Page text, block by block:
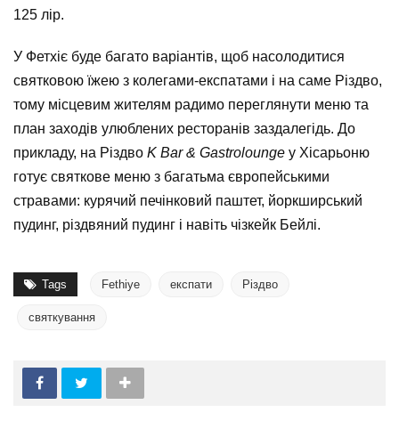
125 лір.
У Фетхіє буде багато варіантів, щоб насолодитися
святковою їжею з колегами-експатами і на саме Різдво,
тому місцевим жителям радимо переглянути меню та
план заходів улюблених ресторанів заздалегідь. До
прикладу, на Різдво K Bar & Gastrolounge у Хісарьоню
готує святкове меню з багатьма європейськими
стравами: курячий печінковий паштет, йоркширський
пудинг, різдвяний пудинг і навіть чізкейк Бейлі.
Tags Fethiye експати Різдво
святкування